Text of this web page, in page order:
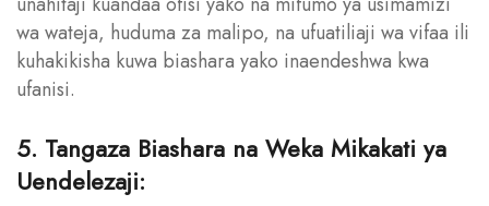
wa wateja, huduma za malipo, na ufuatiliaji wa vifaa ili
kuhakikisha kuwa biashara yako inaendeshwa kwa
ufanisi.
5. Tangaza Biashara na Weka Mikakati ya
Uendelezaji: